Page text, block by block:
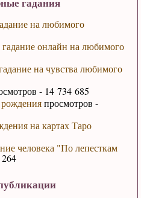
на любимого
онлайн на любимого
на чувства любимого
- 14 734 685
просмотров -
на картах Таро
человека "По лепесткам